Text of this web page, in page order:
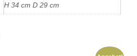
H 34 cm D 29 cm